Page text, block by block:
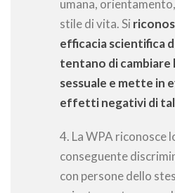
umana,
stile di vita. Si
efficacia scientifica
tentano di cambiare
sessuale e mette in
effetti negativi di
4. La WPA riconosce
conseguente
con persone dello